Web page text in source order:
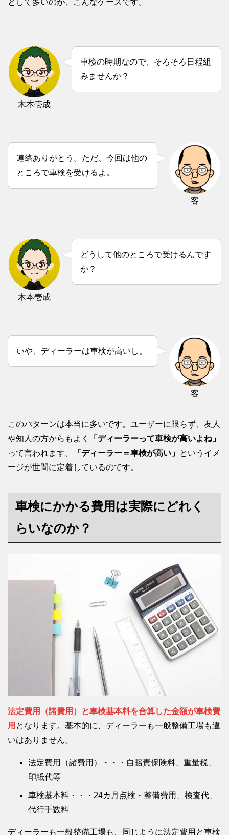
として多いのが、こんなケースです。
木本壱成
車検の時期なので、そろそろ日程組
みませんか？
客
連絡ありがとう。ただ、今回は他の
ところで車検を受けるよ。
木本壱成
どうして他のところで受けるんです
か？
客
いや、ディーラーは車検が高いし。
このパターンは本当に多いです。ユーザーに限らず、友人
や知人の方からもよく
「ディーラーって車検が高いよね」
って言われます。
「ディーラー＝車検が高い」 というイメ
ージが世間に定着しているのです。
車検にかかる費用は実際にどれく
らいなのか？
法定費用（諸費用）と車検基本料を合算した金額が車検費
用 となります。基本的に、ディーラーも一般整備工場も違
いはありません。
法定費用（諸費用）・・・自賠責保険料、重量税、
印紙代等
車検基本料・・・24カ月点検・整備費用、検査代、
代行手数料
ディーラーも一般整備工場も、同じように法定費用と車検